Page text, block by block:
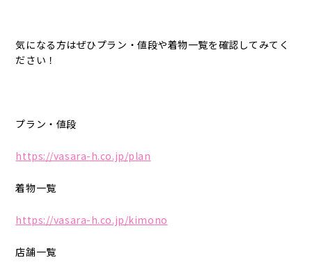
気になる方はぜひプラン・値段や着物一覧を確認してみてく
ださい！
プラン・値段
https://vasara-h.co.jp/plan
着物一覧
https://vasara-h.co.jp/kimono
店舗一覧